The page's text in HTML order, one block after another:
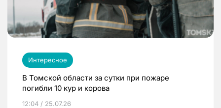
Интересное
В Томской области за сутки при пожаре
погибли 10 кур и корова
12:04 / 25.07.26